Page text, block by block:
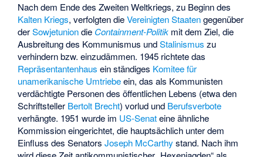
Nach dem Ende des Zweiten Weltkriegs, zu Beginn des
Kalten Kriegs, verfolgten dieVereinigten Staatengegenüber
derSowjetuniondie Containment-Politik mit dem Ziel, die
Ausbreitung des Kommunismus undStalinismus zu
verhindern bzw. einzudämmen. 1945 richtete das
Repräsentantenhaus ein ständiges Komitee für
unamerikanische Umtriebeein, das als Kommunisten
verdächtigte Personen des öffentlichen Lebens (etwa den
Schriftsteller Bertolt Brecht) vorlud und Berufsverbote
verhängte. 1951 wurde im US-Senateine ähnliche
Kommission eingerichtet, die hauptsächlich unter dem
Einfluss des SenatorsJoseph McCarthy stand. Nach ihm